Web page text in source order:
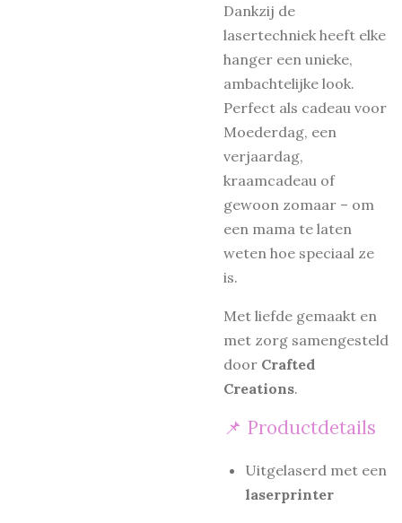
Dankzij de
lasertechniek heeft elke
hanger een unieke,
ambachtelijke look.
Perfect als cadeau voor
Moederdag, een
verjaardag,
kraamcadeau of
gewoon zomaar – om
een mama te laten
weten hoe speciaal ze
is.
Met liefde gemaakt en
met zorg samengesteld
door Crafted
Creations.
📌 Productdetails
Uitgelaserd met een
laserprinter